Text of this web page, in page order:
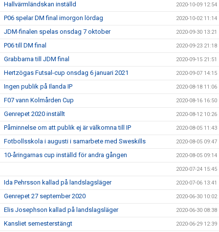
Hallvärmländskan inställd 2020-10-09 12:54
P06 spelar DM final imorgon lördag 2020-10-02 11:14
JDM-finalen spelas onsdag 7 oktober 2020-09-30 13:21
P06 till DM final 2020-09-23 21:18
Grabbarna till JDM final 2020-09-15 21:51
Hertzögas Futsal-cup onsdag 6 januari 2021 2020-09-07 14:15
Ingen publik på Ilanda IP 2020-08-18 11:06
F07 vann Kolmården Cup 2020-08-16 16:50
Genrepet 2020 inställt 2020-08-12 10:26
Påminnelse om att publik ej är välkomna till IP 2020-08-05 11:43
Fotbollsskola i augusti i samarbete med Sweskills 2020-08-05 09:47
10-åringarnas cup inställd för andra gången 2020-08-05 09:14
2020-07-24 15:45
Ida Pehrsson kallad på landslagsläger 2020-07-06 13:41
Genrepet 27 september 2020 2020-06-30 10:02
Elis Josephson kallad på landslagsläger 2020-06-30 08:38
Kansliet semesterstängt 2020-06-29 12:39